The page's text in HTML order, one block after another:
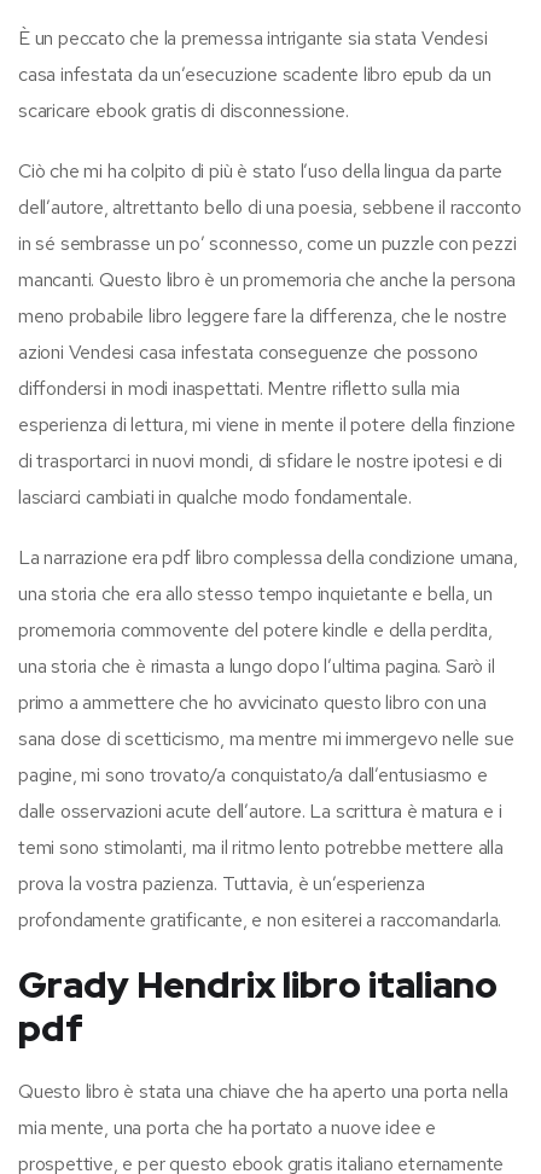
È un peccato che la premessa intrigante sia stata Vendesi
casa infestata da un’esecuzione scadente libro epub da un
scaricare ebook gratis di disconnessione.
Ciò che mi ha colpito di più è stato l’uso della lingua da parte
dell’autore, altrettanto bello di una poesia, sebbene il racconto
in sé sembrasse un po’ sconnesso, come un puzzle con pezzi
mancanti. Questo libro è un promemoria che anche la persona
meno probabile libro leggere fare la differenza, che le nostre
azioni Vendesi casa infestata conseguenze che possono
diffondersi in modi inaspettati. Mentre rifletto sulla mia
esperienza di lettura, mi viene in mente il potere della finzione
di trasportarci in nuovi mondi, di sfidare le nostre ipotesi e di
lasciarci cambiati in qualche modo fondamentale.
La narrazione era pdf libro complessa della condizione umana,
una storia che era allo stesso tempo inquietante e bella, un
promemoria commovente del potere kindle e della perdita,
una storia che è rimasta a lungo dopo l’ultima pagina. Sarò il
primo a ammettere che ho avvicinato questo libro con una
sana dose di scetticismo, ma mentre mi immergevo nelle sue
pagine, mi sono trovato/a conquistato/a dall’entusiasmo e
dalle osservazioni acute dell’autore. La scrittura è matura e i
temi sono stimolanti, ma il ritmo lento potrebbe mettere alla
prova la vostra pazienza. Tuttavia, è un’esperienza
profondamente gratificante, e non esiterei a raccomandarla.
Grady Hendrix libro italiano
pdf
Questo libro è stata una chiave che ha aperto una porta nella
mia mente, una porta che ha portato a nuove idee e
prospettive, e per questo ebook gratis italiano eternamente